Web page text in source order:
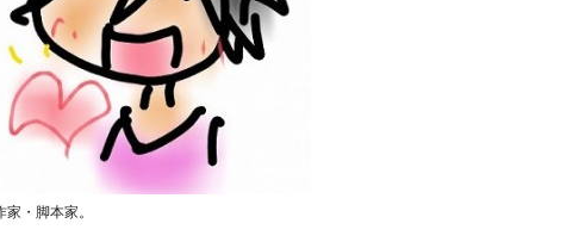
家・脚本家。